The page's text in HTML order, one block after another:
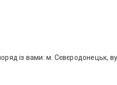
із вами: м. Сєвєродонецьк,